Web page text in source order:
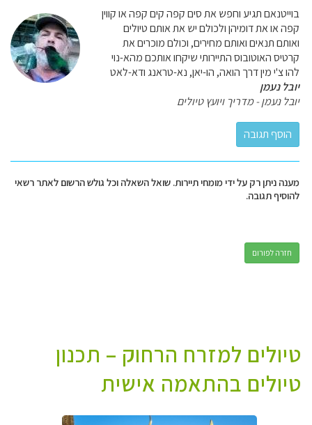
בוייטנאם תגיע וחפש את סים קפה קים קפה או קווין
קפה או את דומיהן ולכולם יש את אותם טיולים
ואותם תנאים ואותם מחירים, וכולם מוכרים את
קרטיס האוטובוס התיירותי שיקחו אותכם מהא-נוי
להו צ'י מין דרך הואה, הו-יאן, נא-טראנג ודא-לאט
יובל נעמן
יובל נעמן - מדריך ויועץ טיולים
מענה ניתן רק על ידי מומחי תיירות. שואל השאלה וכל גולש הרשום לאתר רשאי
להוסיף תגובה.
חזרה לפורום
טיולים למזרח הרחוק – תכנון
טיולים בהתאמה אישית